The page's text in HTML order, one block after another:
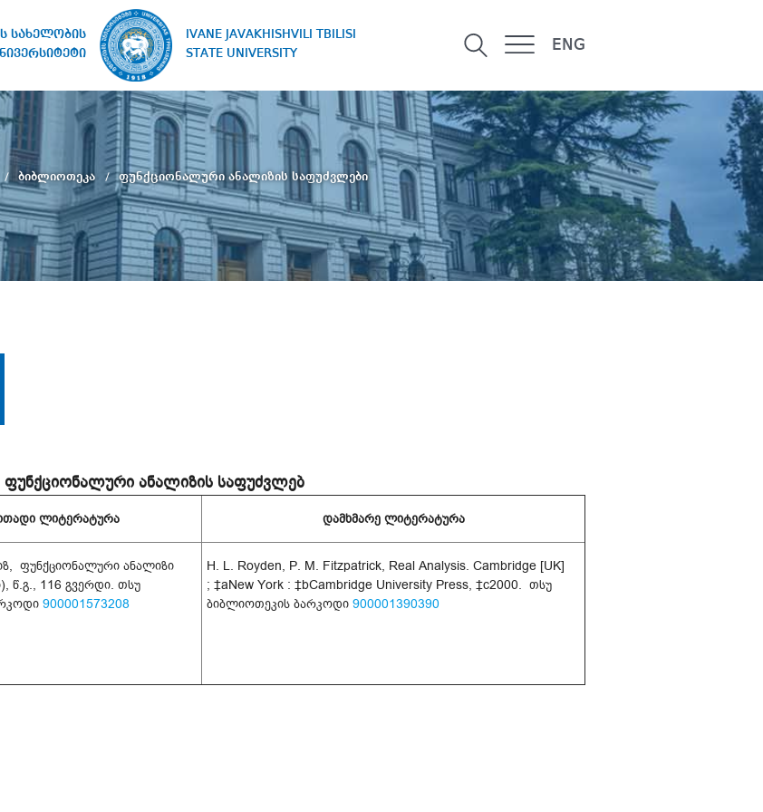
სახელობის
IVANE JAVAKHISHVILI TBILISI
STATE UNIVERSITY
ENG
ბიბლიოთეკა ფუნქციონალური ანალიზის საფუძვლები
ფუნქციონალური ანალიზის საფუძვლებ
ლიტერატურა დამხმარე ლიტერატურა
ფუნქციონალური ანალიზი
წ.გ., 116 გვერდი. თსუ
900001573208
H. L. Royden, P. M. Fitzpatrick, Real Analysis. Cambridge [UK]
; ‡aNew York : ‡bCambridge University Press, ‡c2000. თსუ
ბიბლიოთეკის ბარკოდი 900001390390